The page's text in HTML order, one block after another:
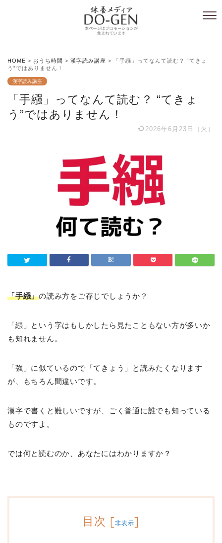
HOME > おうち時間 > 漢字読み講座 >
「手繦」ってなんて読む？ “てきょ
う”ではありません！
漢字読み講座
「手繦」ってなんて読む？ “てきょ
う”ではありません！
2026年6月23日（火）
「手繦」の読み方をご存じでしょうか？
「繦」という字はもしかしたら見たこともない方が多いか
も知れません。
「強」に似ているので「てきょう」と読みたくなります
が、もちろん間違いです。
漢字で書くと難しいですが、ごく普通に誰でも知っている
ものですよ。
では何と読むのか、あなたにはわかりますか？
目次 [非表示]